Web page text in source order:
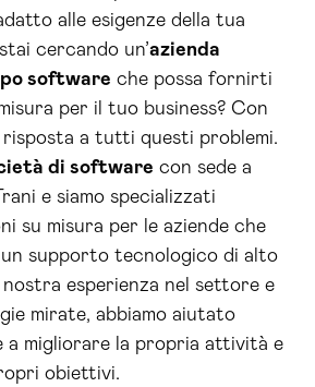
alle esigenze della tua
cercando un’azienda
software che possa fornirti
per il tuo business? Con
a tutti questi problemi.
di software con sede a
e siamo specializzati
su misura per le aziende che
un supporto tecnologico di alto
nostra esperienza nel settore e
mirate, abbiamo aiutato
a migliorare la propria attività e
obiettivi.